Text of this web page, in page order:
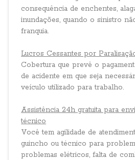
consequência de enchentes,
inundações, quando o sinistro
franquia.
Lucros Cessantes por
Cobertura que prevê o
de acidente em que seja
veículo utilizado para trabalho.
Assistência 24h gratuita para
técnico
Você tem agilidade de
guincho ou técnico para
problemas elétricos, falta de